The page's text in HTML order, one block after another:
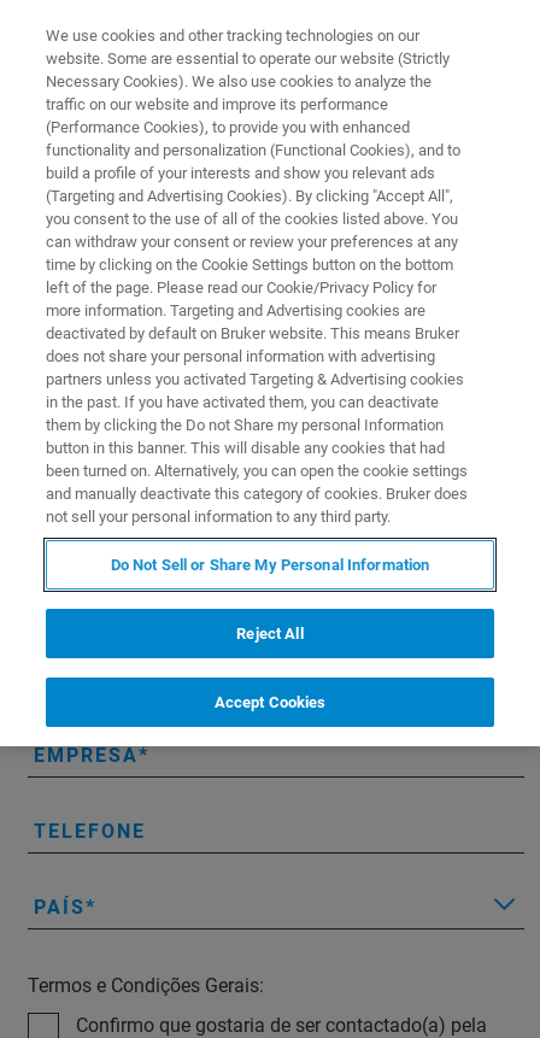
MACHADOS BRUKER
Formulário de Solicitação de
Serviço
Para serviço e suporte, entre em contato
conosco.
Informação de contacto
NOME
E-MAIL
EMPRESA
TELEFONE
PAÍS
Termos e Condições Gerais:
Confirmo que gostaria de ser contactado(a) pela
We use cookies and other tracking technologies on our
website. Some are essential to operate our website (Strictly
Necessary Cookies). We also use cookies to analyze the
traffic on our website and improve its performance
(Performance Cookies), to provide you with enhanced
functionality and personalization (Functional Cookies), and to
build a profile of your interests and show you relevant ads
(Targeting and Advertising Cookies). By clicking "Accept All",
you consent to the use of all of the cookies listed above. You
can withdraw your consent or review your preferences at any
time by clicking on the Cookie Settings button on the bottom
left of the page. Please read our Cookie/Privacy Policy for
more information. Targeting and Advertising cookies are
deactivated by default on Bruker website. This means Bruker
does not share your personal information with advertising
partners unless you activated Targeting & Advertising cookies
in the past. If you have activated them, you can deactivate
them by clicking the Do not Share my personal Information
button in this banner. This will disable any cookies that had
been turned on. Alternatively, you can open the cookie settings
and manually deactivate this category of cookies. Bruker does
not sell your personal information to any third party.
Do Not Sell or Share My Personal Information
Reject All
Accept Cookies